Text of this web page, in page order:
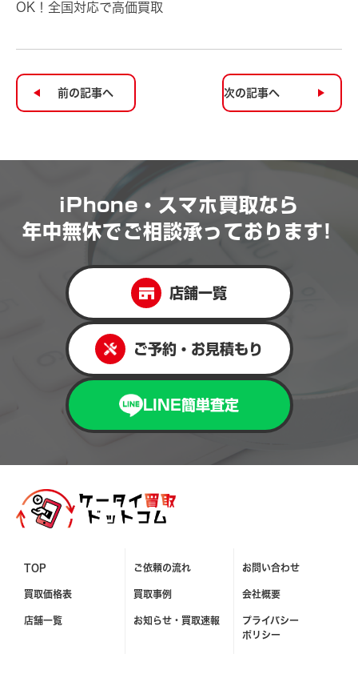
OK！全国対応で高価買取
前の記事へ 次の記事へ
iPhone・スマホ買取なら
年中無休で ご相談承っております!
店舗一覧
ご予約・お見積もり
LINE簡単査定
TOP
買取価格表
店舗一覧
ご依頼の流れ
買取事例
お知らせ・ 買取速報
お問い合わせ
会社概要
プライバシー
ポリシー